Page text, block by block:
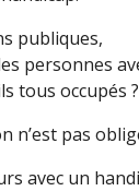
publiques,
personnes
tous occupés ?
n’est pas
avec un